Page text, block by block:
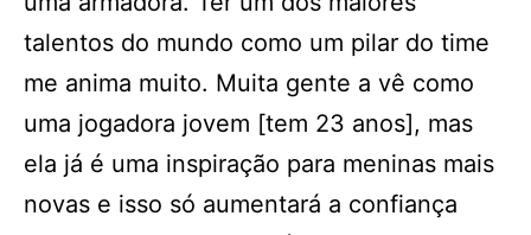
talentos do mundo como um pilar do time
me anima muito. Muita gente a vê como
uma jogadora jovem [tem 23 anos], mas
ela já é uma inspiração para meninas mais
novas e isso só aumentará a confiança